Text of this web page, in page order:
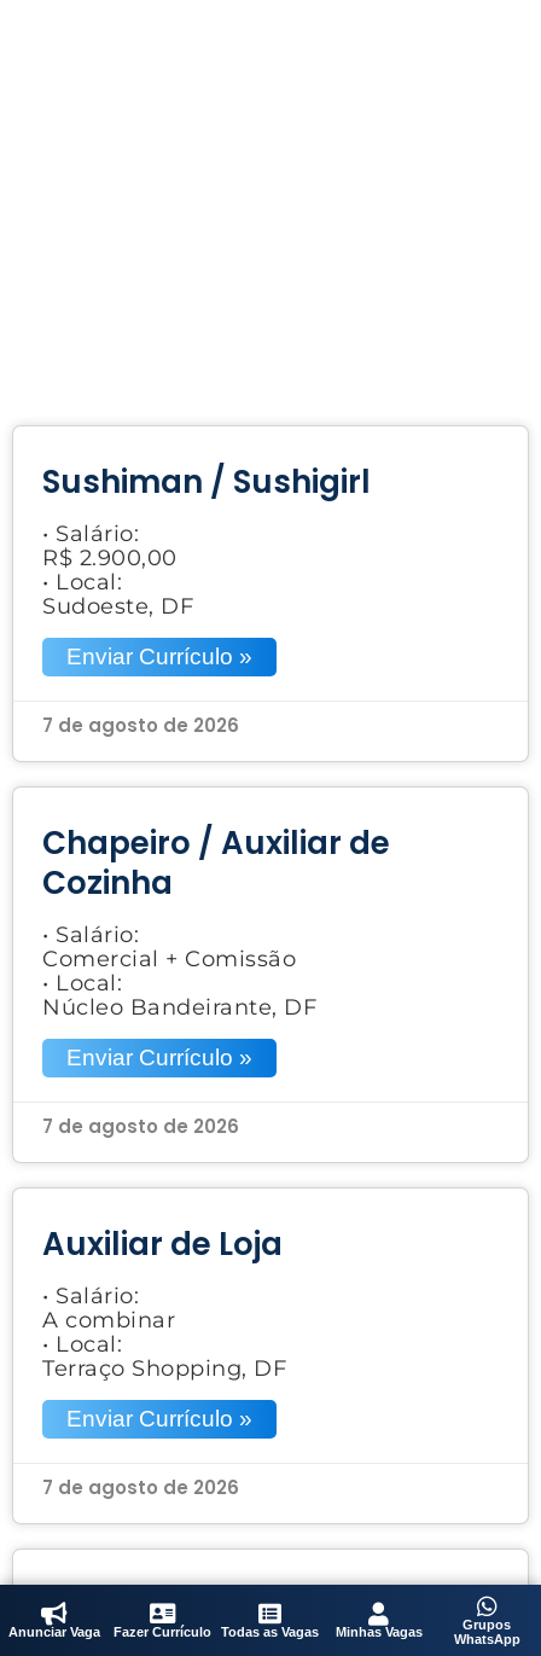
Sushiman / Sushigirl
• Salário:
R$ 2.900,00
• Local:
Sudoeste, DF
Enviar Currículo »
7 de agosto de 2026
Chapeiro / Auxiliar de
Cozinha
• Salário:
Comercial + Comissão
• Local:
Núcleo Bandeirante, DF
Enviar Currículo »
7 de agosto de 2026
Auxiliar de Loja
• Salário:
A combinar
• Local:
Terraço Shopping, DF
Enviar Currículo »
7 de agosto de 2026
Auxiliar de Cozinha /
Saladeiro
Anunciar Vaga Fazer Currículo Todas as Vagas Minhas Vagas
Grupos
WhatsApp